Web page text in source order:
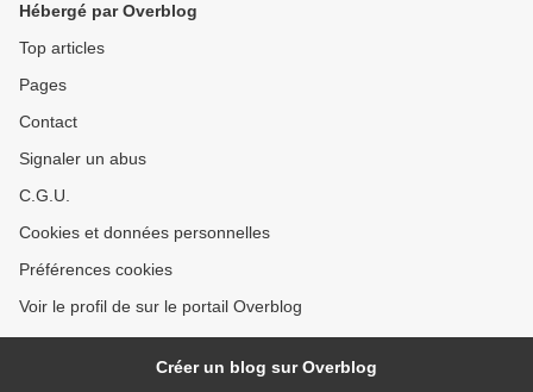
Hébergé par Overblog
Top articles
Pages
Contact
Signaler un abus
C.G.U.
Cookies et données personnelles
Préférences cookies
Voir le profil de sur le portail Overblog
Créer un blog sur Overblog